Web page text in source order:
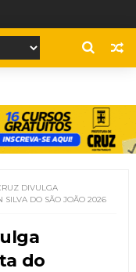
DIVULGA
SILVA DO SÃO JOÃO 2026
do